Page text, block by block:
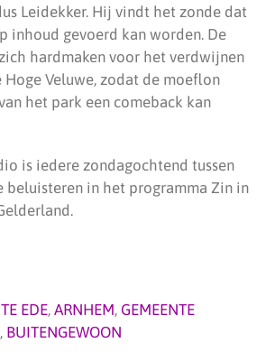
Leidekker. Hij vindt het zonde dat
inhoud gevoerd kan worden. De
hardmaken voor het verdwijnen
Veluwe, zodat de moeflon
het park een comeback kan
is iedere zondagochtend tussen
beluisteren in het programma Zin in
EDE, ARNHEM, GEMEENTE
, BUITENGEWOON